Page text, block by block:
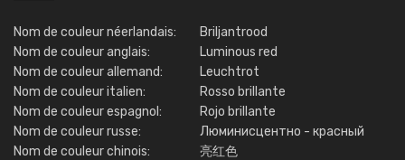
Nom de couleur néerlandais:
Briljantrood
Nom de couleur anglais:
Luminous red
Nom de couleur allemand:
Leuchtrot
Nom de couleur italien:
Rosso brillante
Nom de couleur espagnol:
Rojo brillante
Nom de couleur russe:
Люминисцентно - красный
Nom de couleur chinois:
亮红色